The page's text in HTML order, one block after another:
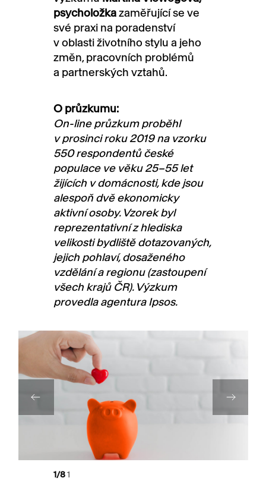
psycholožkazaměřující se ve
své praxi na poradenství
v oblasti životního stylu a jeho
změn, pracovních problémů
a partnerských vztahů.
O průzkumu:
On-line průzkum proběhl
v prosinci roku 2019 na vzorku
550 respondentů české
populace ve věku 25–55 let
žijících v domácnosti, kde jsou
alespoň dvě ekonomicky
aktivní osoby. Vzorek byl
reprezentativní z hlediska
velikosti bydliště dotazovaných,
jejich pohlaví, dosaženého
vzdělání a regionu (zastoupení
všech krajů ČR). Výzkum
provedla agentura Ipsos.
1/81